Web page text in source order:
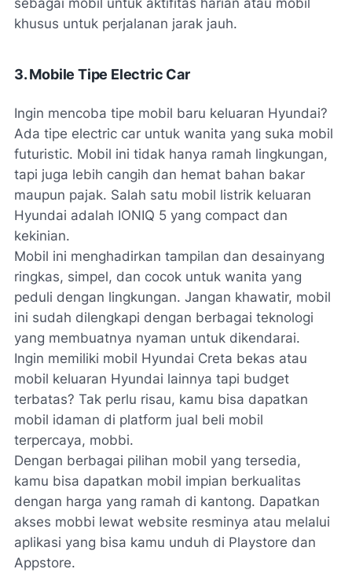
khusus untuk perjalanan jarak jauh.
3. Mobile Tipe Electric Car
Ingin mencoba tipe mobil baru keluaran Hyundai?
Ada tipe electric car untuk wanita yang suka mobil
futuristic. Mobil ini tidak hanya ramah lingkungan,
tapi juga lebih cangih dan hemat bahan bakar
maupun pajak. Salah satu mobil listrik keluaran
Hyundai adalah IONIQ 5 yang compact dan
kekinian.
Mobil ini menghadirkan tampilan dan desainyang
ringkas, simpel, dan cocok untuk wanita yang
peduli dengan lingkungan. Jangan khawatir, mobil
ini sudah dilengkapi dengan berbagai teknologi
yang membuatnya nyaman untuk dikendarai.
Ingin memiliki mobil Hyundai Creta bekas atau
mobil keluaran Hyundai lainnya tapi budget
terbatas? Tak perlu risau, kamu bisa dapatkan
mobil idaman di platform jual beli mobil
terpercaya, mobbi.
Dengan berbagai pilihan mobil yang tersedia,
kamu bisa dapatkan mobil impian berkualitas
dengan harga yang ramah di kantong. Dapatkan
akses mobbi lewat website resminya atau melalui
aplikasi yang bisa kamu unduh di Playstore dan
Appstore.